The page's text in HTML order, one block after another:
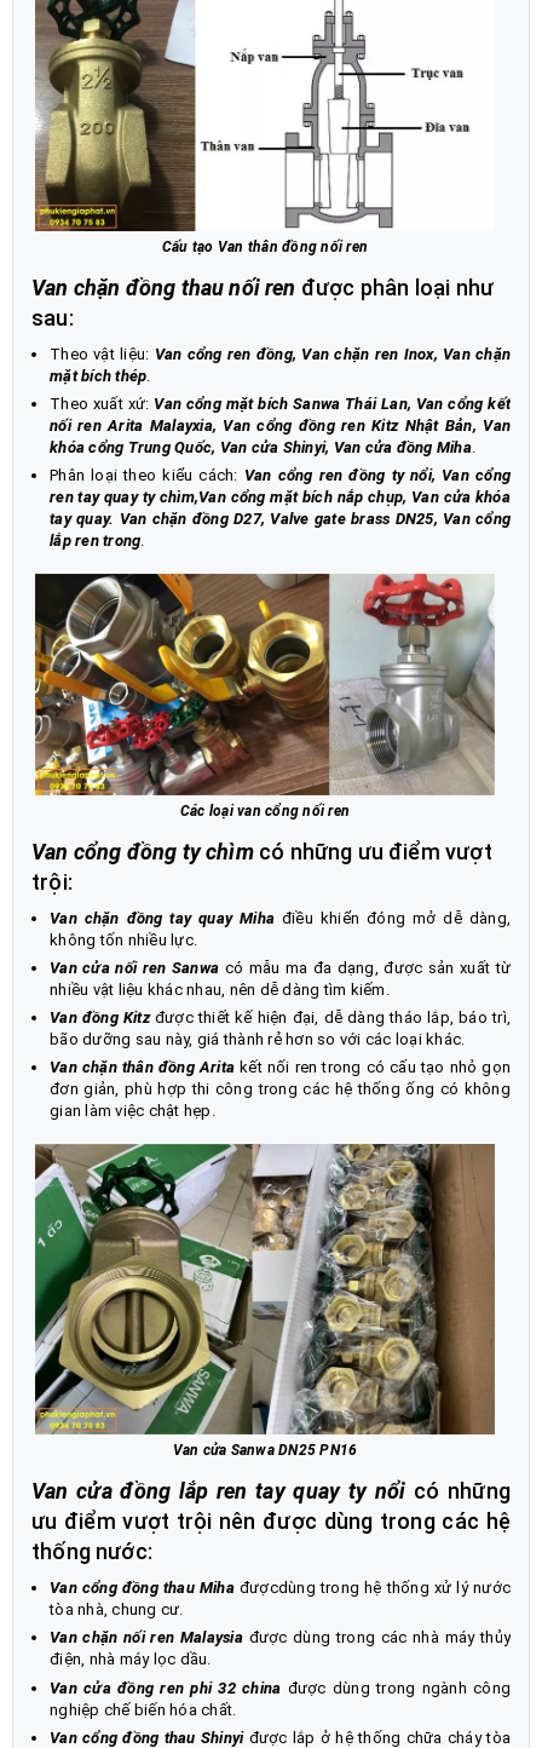
Cấu tạo Van thân đồng nối ren
Van chặn đồng thau nối ren được phân loại như
sau:
Theo vật liệu: Van cổng ren đồng, Van chặn ren Inox, Van chặn
mặt bích thép.
Theo xuất xứ: Van cổng mặt bích Sanwa Thái Lan, Van cổng kết
nối ren Arita Malayxia, Van cổng đồng ren Kitz Nhật Bản, Van
khóa cổng Trung Quốc, Van cửa Shinyi, Van cửa đồng Miha.
Phân loại theo kiểu cách: Van cổng ren đồng ty nổi, Van cổng
ren tay quay ty chìm,Van cổng mặt bích nắp chụp, Van cửa khóa
tay quay. Van chặn đồng D27, Valve gate brass DN25, Van cổng
lắp ren trong.
Các loại van cổng nối ren
Van cổng đồng ty chìmcó những ưu điểm vượt
trội:
Van chặn đồng tay quay Miha điều khiển đóng mở dễ dàng,
không tốn nhiều lực.
Van cửa nối ren Sanwa có mẫu ma đa dạng, được sản xuất từ
nhiều vật liệu khác nhau, nên dễ dàng tìm kiếm.
Van đồng Kitzđược thiết kế hiện đại, dễ dàng tháo lắp, báo trì,
bão dưỡng sau này, giá thành rẻ hơn so với các loại khác.
Van chặn thân đồng Arita kết nối ren trong có cấu tạo nhỏ gọn
đơn giản, phù hợp thi công trong các hệ thống ống có không
gian làm việc chật hẹp.
Van cửa Sanwa DN25 PN16
Van cửa đồng lắp ren tay quay ty nổi có những
ưu điểm vượt trội nên được dùng trong các hệ
thống nước:
Van cổng đồng thau Mihađượcdùng trong hệ thống xử lý nước
tòa nhà, chung cư.
Van chặn nối ren Malaysiađược dùng trong các nhà máy thủy
điện, nhà máy lọc dầu.
Van cửa đồng ren phi 32 china được dùng trong ngành công
nghiệp chế biến hóa chất.
Van cổng đồng thau Shinyiđược lắp ở hệ thống chữa cháy tòa